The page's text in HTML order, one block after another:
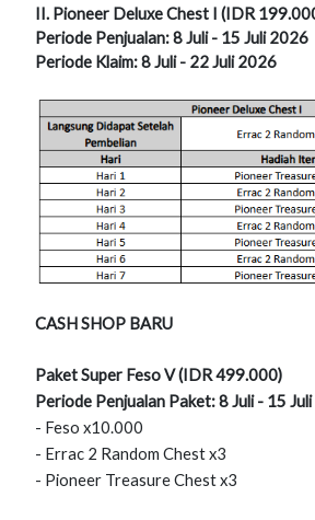
II. Pioneer Deluxe Chest I (IDR
Periode Penjualan: 8 Juli - 15 Juli 2026
Periode Klaim: 8 Juli - 22 Juli 2026
CASH SHOP BARU
Paket Super Feso V (IDR 499.000)
Periode Penjualan Paket: 8 Juli - 15
- Feso x10.000
- Errac 2 Random Chest x3
- Pioneer Treasure Chest x3